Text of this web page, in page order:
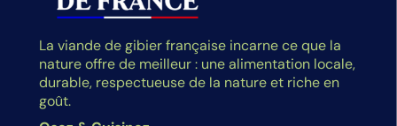
La viande de gibier française incarne ce que la
nature offre de meilleur : une alimentation locale,
durable, respectueuse de la nature et riche en
goût.